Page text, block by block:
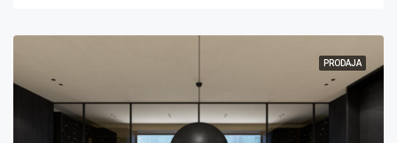
PRODAJA